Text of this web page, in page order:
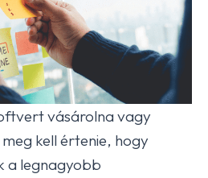
vásárolna vagy
kell értenie, hogy
a legnagyobb